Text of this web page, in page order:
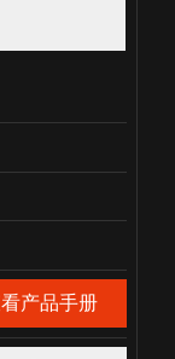
产品手册